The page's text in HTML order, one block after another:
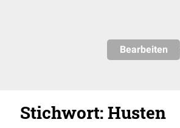
Bearbeiten
Stichwort: Husten